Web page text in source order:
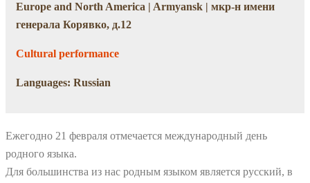
Europe and North America | Armyansk | мкр-н имени
генерала Корявко, д.12
Cultural performance
Languages: Russian
Ежегодно 21 февраля отмечается международный день
родного языка.
Для большинства из нас родным языком является русский, в